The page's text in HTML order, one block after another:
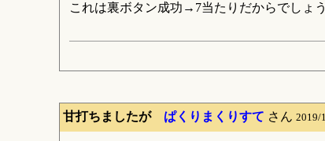
これは裏ボタン成功→7当たりだからでしょ
甘打ちましたが ぱくりまくりすて さん 2019/